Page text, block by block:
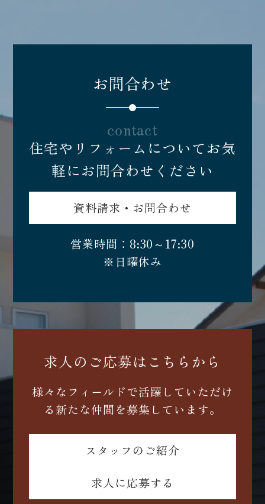
お問合わせ
contact
住宅やリフォームについてお気
軽にお問合わせください
資料請求・お問合わせ
営業時間：8:30～17:30
※日曜休み
求人のご応募はこちらから
様々なフィールドで活躍していただけ
る新たな仲間を募集しています。
スタッフのご紹介
求人に応募する